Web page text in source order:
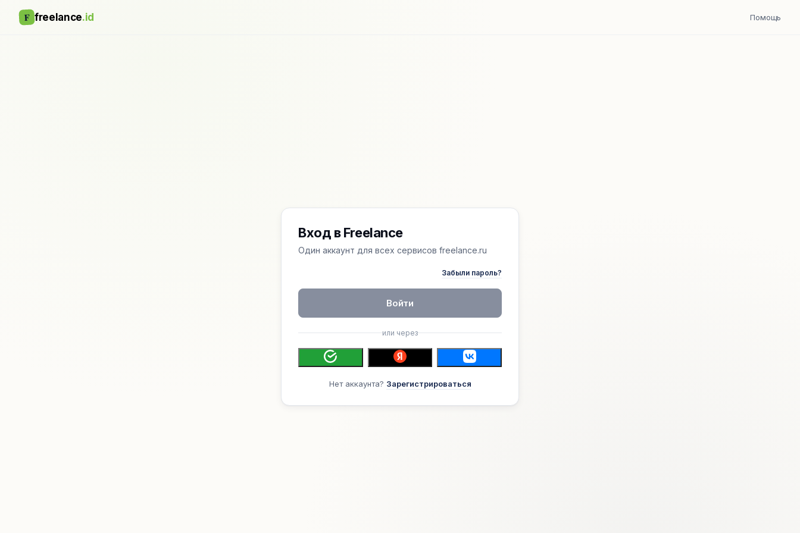
F freelance.id Помощь
Вход в Freelance
Один аккаунт для всех сервисов freelance.ru
Забыли пароль?
Войти
или через
Нет аккаунта? Зарегистрироваться